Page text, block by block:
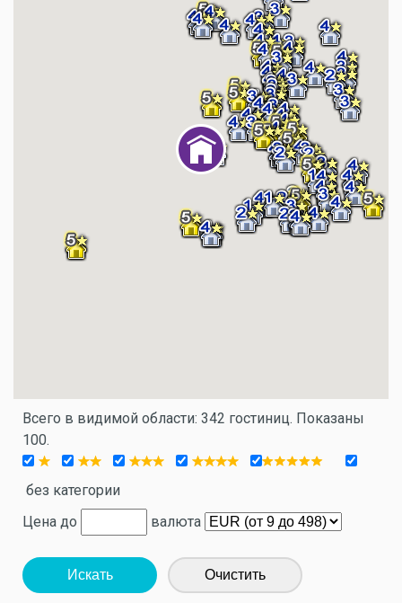
Всего в видимой области: 342 гостиниц. Показаны
100.
без категории
Цена до
валюта
Искать Очистить